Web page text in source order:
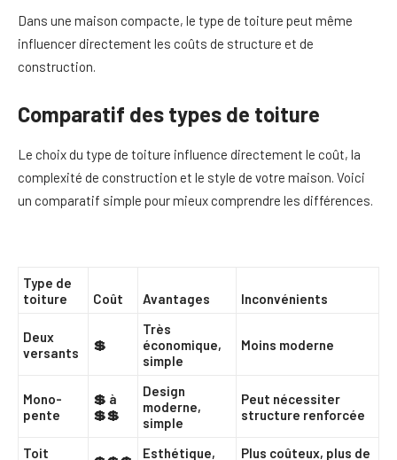
Dans une maison compacte, le type de toiture peut même
influencer directement les coûts de structure et de
construction.
Comparatif des types de toiture
Le choix du type de toiture influence directement le coût, la
complexité de construction et le style de votre maison. Voici
un comparatif simple pour mieux comprendre les différences.
Type de
toiture
Coût Avantages Inconvénients
Deux
versants
💲
Très
économique,
simple
Moins moderne
Mono-
pente
💲 à
💲💲
Design
moderne,
simple
Peut nécessiter
structure renforcée
Toit
Esthétique,
Plus coûteux, plus de